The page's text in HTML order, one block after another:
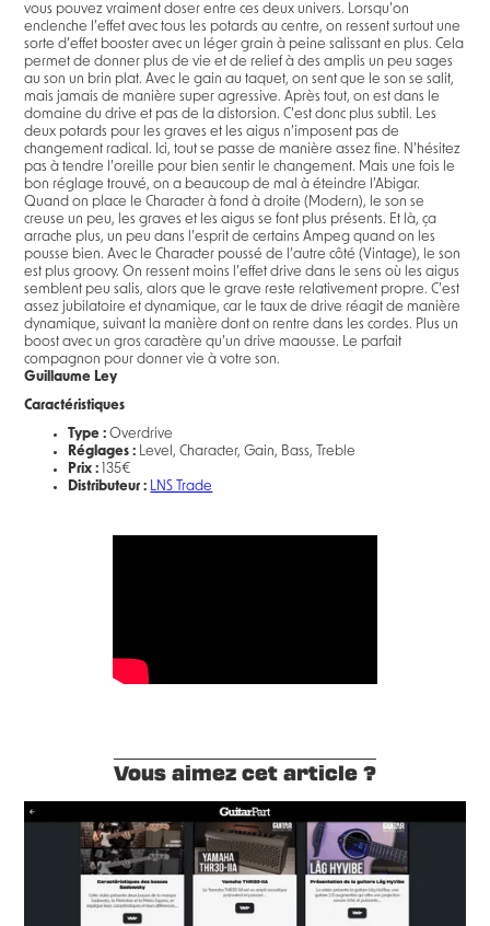
vous pouvez vraiment doser entre ces deux univers. Lorsqu’on
enclenche l’effet avec tous les potards au centre, on ressent surtout une
sorte d’effet booster avec un léger grain à peine salissant en plus. Cela
permet de donner plus de vie et de relief à des amplis un peu sages
au son un brin plat. Avec le gain au taquet, on sent que le son se salit,
mais jamais de manière super agressive. Après tout, on est dans le
domaine du drive et pas de la distorsion. C’est donc plus subtil. Les
deux potards pour les graves et les aigus n’imposent pas de
changement radical. Ici, tout se passe de manière assez fine. N’hésitez
pas à tendre l’oreille pour bien sentir le changement. Mais une fois le
bon réglage trouvé, on a beaucoup de mal à éteindre l’Abigar.
Quand on place le Character à fond à droite (Modern), le son se
creuse un peu, les graves et les aigus se font plus présents. Et là, ça
arrache plus, un peu dans l’esprit de certains Ampeg quand on les
pousse bien. Avec le Character poussé de l’autre côté (Vintage), le son
est plus groovy. On ressent moins l’effet drive dans le sens où les aigus
semblent peu salis, alors que le grave reste relativement propre. C’est
assez jubilatoire et dynamique, car le taux de drive réagit de manière
dynamique, suivant la manière dont on rentre dans les cordes. Plus un
boost avec un gros caractère qu’un drive maousse. Le parfait
compagnon pour donner vie à votre son.
Guillaume Ley
Caractéristiques
Type : Overdrive
Réglages : Level, Character, Gain, Bass, Treble
Prix : 135€
Distributeur : LNS Trade
Vous aimez cet article ?